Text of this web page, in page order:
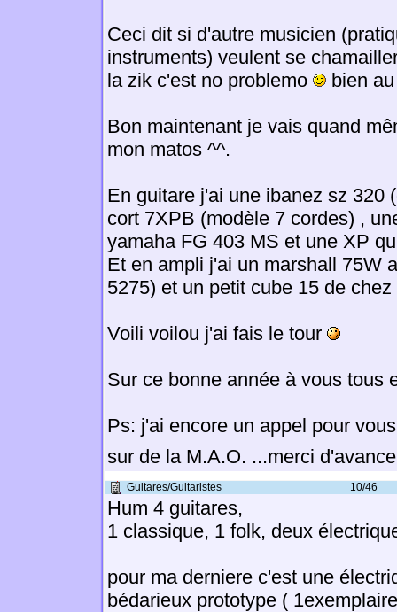
Ceci dit si d'autre musicien
instruments) veulent se
la zik c'est no problemo
bien
Bon maintenant je vais quand
mon matos ^^.
En guitare j'ai une ibanez sz 320
cort 7XPB (modèle 7 cordes) ,
yamaha FG 403 MS et une XP
Et en ampli j'ai un marshall 75W
5275) et un petit cube 15 de
Voili voilou j'ai fais le tour
Sur ce bonne année à vous tous
Ps: j'ai encore un appel pour
sur de la M.A.O. ...merci
Guitares/Guitaristes 10/46
Hum 4 guitares,
1 classique, 1 folk, deux
pour ma derniere c'est une
bédarieux prototype (